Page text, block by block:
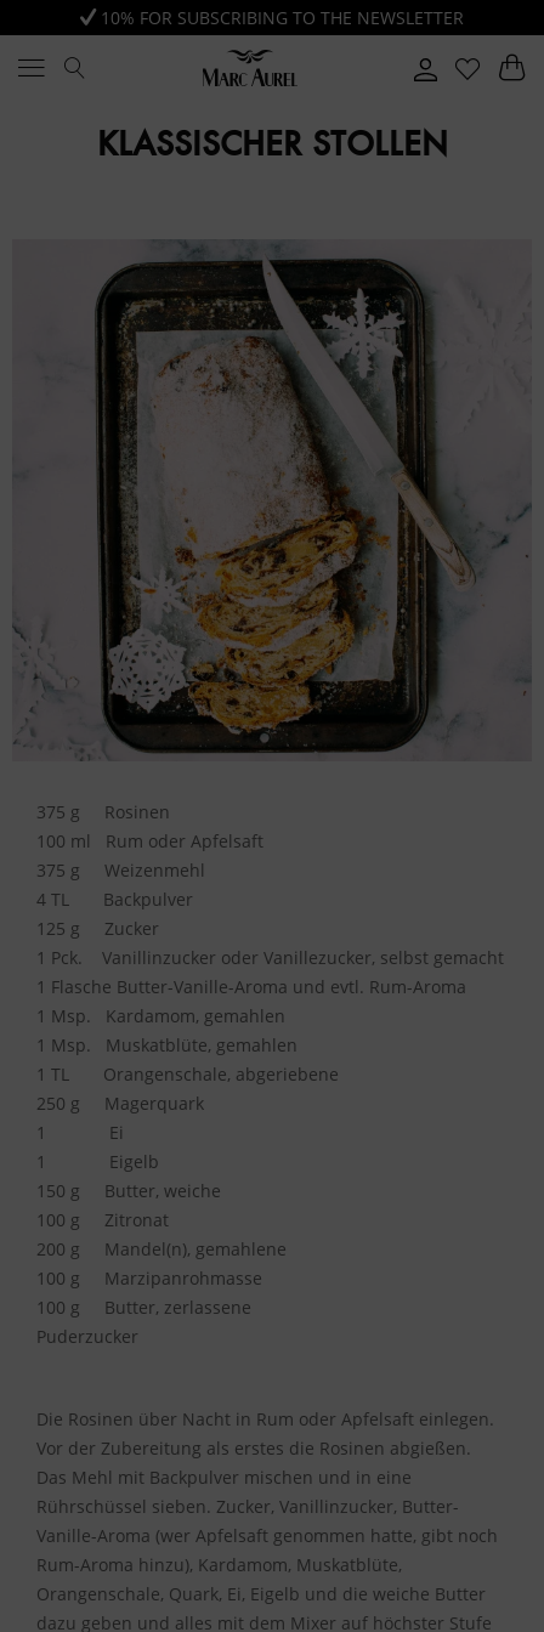
10% FOR SUBSCRIBING TO THE NEWSLETTER
KLASSISCHER STOLLEN
375 g
Rosinen
100 ml
Rum oder Apfelsaft
375 g
Weizenmehl
4 TL
Backpulver
125 g
Zucker
1 Pck.
Vanillinzucker oder Vanillezucker, selbst gemacht
1 Flasche Butter-Vanille-Aroma und evtl. Rum-Aroma
1 Msp.
Kardamom, gemahlen
1 Msp.
Muskatblüte, gemahlen
1 TL
Orangenschale, abgeriebene
250 g
Magerquark
1
Ei
1
Eigelb
150 g
Butter, weiche
100 g
Zitronat
200 g
Mandel(n), gemahlene
100 g
Marzipanrohmasse
100 g
Butter, zerlassene
Puderzucker
Die Rosinen über Nacht in Rum oder Apfelsaft einlegen.
Vor der Zubereitung als erstes die Rosinen abgießen.
Das Mehl mit Backpulver mischen und in eine
Rührschüssel sieben. Zucker, Vanillinzucker, Butter-
Vanille-Aroma (wer Apfelsaft genommen hatte, gibt noch
Rum-Aroma hinzu), Kardamom, Muskatblüte,
Orangenschale, Quark, Ei, Eigelb und die weiche Butter
dazu geben und alles mit dem Mixer auf höchster Stufe